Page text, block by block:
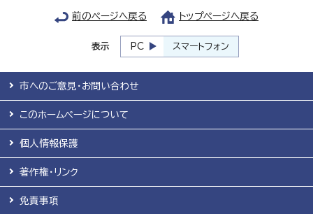
前のページへ戻る トップページへ戻る
表示 PC スマートフォン
市へのご意見・お問い合わせ
このホームページについて
個人情報保護
著作権・リンク
免責事項